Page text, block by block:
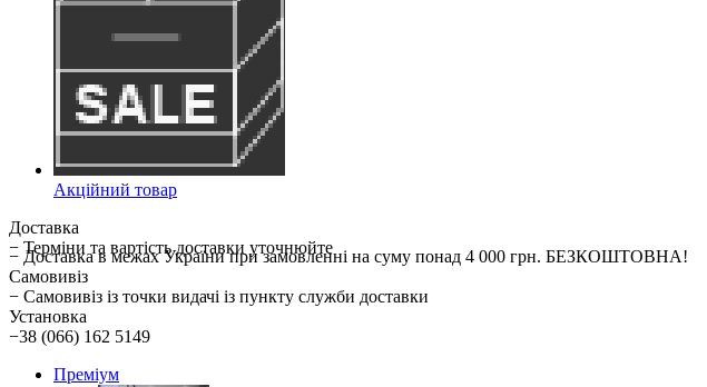
Акційний товар
Доставка
− Терміни та вартість доставки уточнюйте
− Доставка в межах України при замовленні на суму понад 4 000 грн. БЕЗКОШТОВНА!
Самовивіз
− Самовивіз із точки видачі із пункту служби доставки
Установка
−38 (066) 162 5149
Преміум